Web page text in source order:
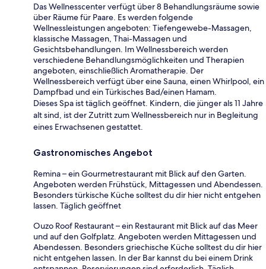
Das Wellnesscenter verfügt über 8 Behandlungsräume sowie
über Räume für Paare. Es werden folgende
Wellnessleistungen angeboten: Tiefengewebe-Massagen,
klassische Massagen, Thai-Massagen und
Gesichtsbehandlungen. Im Wellnessbereich werden
verschiedene Behandlungsmöglichkeiten und Therapien
angeboten, einschließlich Aromatherapie. Der
Wellnessbereich verfügt über eine Sauna, einen Whirlpool, ein
Dampfbad und ein Türkisches Bad/einen Hamam.
Dieses Spa ist täglich geöffnet. Kindern, die jünger als 11 Jahre
alt sind, ist der Zutritt zum Wellnessbereich nur in Begleitung
eines Erwachsenen gestattet.
Gastronomisches Angebot
Remina – ein Gourmetrestaurant mit Blick auf den Garten.
Angeboten werden Frühstück, Mittagessen und Abendessen.
Besonders türkische Küche solltest du dir hier nicht entgehen
lassen. Täglich geöffnet
Ouzo Roof Restaurant – ein Restaurant mit Blick auf das Meer
und auf den Golfplatz. Angeboten werden Mittagessen und
Abendessen. Besonders griechische Küche solltest du dir hier
nicht entgehen lassen. In der Bar kannst du bei einem Drink